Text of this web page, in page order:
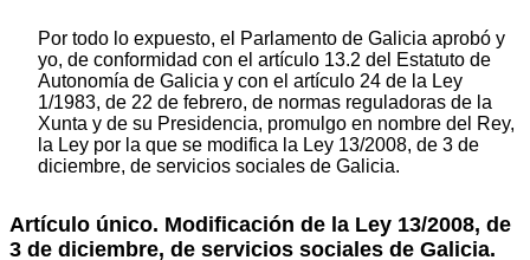
Por todo lo expuesto, el Parlamento de Galicia aprobó y
yo, de conformidad con el artículo 13.2 del Estatuto de
Autonomía de Galicia y con el artículo 24 de la Ley
1/1983, de 22 de febrero, de normas reguladoras de la
Xunta y de su Presidencia, promulgo en nombre del Rey,
la Ley por la que se modifica la Ley 13/2008, de 3 de
diciembre, de servicios sociales de Galicia.
Artículo único. Modificación de la Ley 13/2008, de
3 de diciembre, de servicios sociales de Galicia.